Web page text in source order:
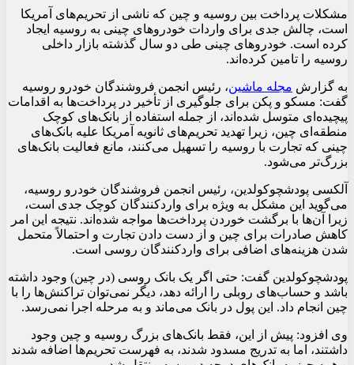
مشکلات پرداخت بین روسیه و چین که ناشی از تحریم‌های آمریکا
است، چالش جدی برای واردات خودروهای چینی به روسیه ایجاد
کرده است. خودروهای چینی طی دو سال گذشته بازار داخلی
روسیه را تامین کرده‌اند.
به گزارش مجله ماشین، رئیس انجمن فروشندگان خودرو روسیه
گفت: مسکو و پکن برای جلوگیری از تأخیر در پرداخت‌ها به اقدامات
پیچیده‌ای متوسل شده‌اند، از جمله استفاده از بانک‌های کوچک
منطقه‌ای چین، زیرا تهدید تحریم‌های ثانویه آمریکا علیه بانک‌های
چینی که تجارت با روسیه را تسهیل می‌کنند، مانع فعالیت بانک‌های
بزرگ‌تر می‌شود.
آلکسی پودشچوکولدین، رئیس انجمن فروشندگان خودرو روسیه،
می‌گوید این مشکل به ویژه برای واردکنندگان کوچک جدی است،
زیرا آن‌ها با برگشت خوردن پرداخت‌ها مواجه شده‌اند. نتیجه این امر
کاهش صادرات برای چین و از دست دادن تجارت و احتمالاً متحمل
شدن هزینه‌های اضافی برای واردکنندگان روسی است.
پودشچوکولدین گفت: حتی اگر یک بانک روسی (در چین) وجود داشته
باشد و حساب‌های روبلی را ارائه دهد، دیگر نمی‌توان تراکنش‌ها را با
چین انجام داد. این پول در بانک می‌ماند و به مرحله اجرا نمی‌رسد.
وی افزود: پیش از این، فقط بانک‌های بزرگ روسیه و چین وجود
داشتند، اما به تدریج مسدود شدند، به فهرست تحریم‌ها اضافه شدند